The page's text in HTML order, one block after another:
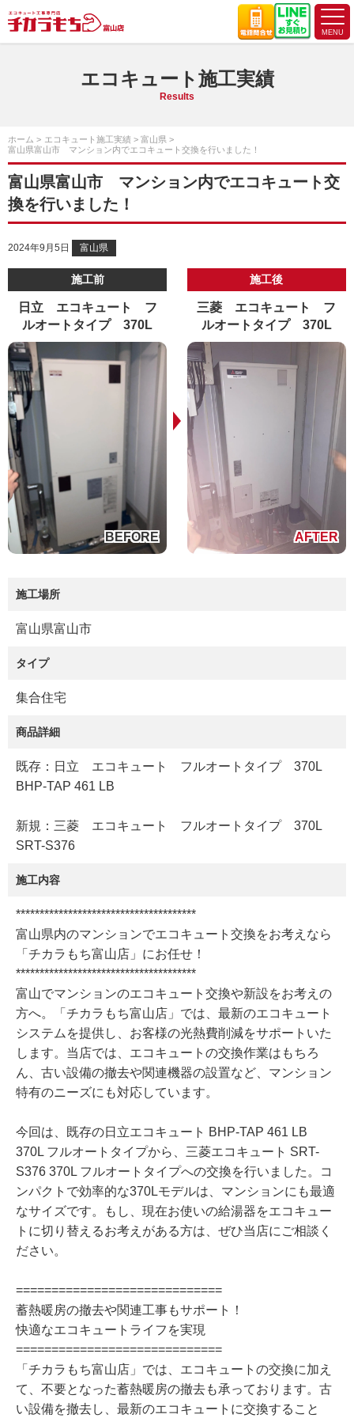
エコキュート施工実績
Results
ホーム エコキュート施工実績
富山県
富山県富山市 マンション内でエコキュート交換を行いました！
富山県富山市 マンション内でエコキュート交
換を行いました！
2024年9月5日 富山県
施工前
日立 エコキュート フ
ルオートタイプ 370L
施工後
三菱 エコキュート フ
ルオートタイプ 370L
施工場所
富山県富山市
タイプ
集合住宅
商品詳細
既存：日立 エコキュート フルオートタイプ 370L
BHP-TAP 461 LB
新規：三菱 エコキュート フルオートタイプ 370L
SRT-S376
施工内容
**************************************
富山県内のマンションでエコキュート交換をお考えなら
「チカラもち富山店」にお任せ！
**************************************
富山でマンションのエコキュート交換や新設をお考えの
方へ。「チカラもち富山店」では、最新のエコキュート
システムを提供し、お客様の光熱費削減をサポートいた
します。当店では、エコキュートの交換作業はもちろ
ん、古い設備の撤去や関連機器の設置など、マンション
特有のニーズにも対応しています。
今回は、既存の日立エコキュート BHP-TAP 461 LB
370L フルオートタイプから、三菱エコキュート SRT-
S376 370L フルオートタイプへの交換を行いました。コ
ンパクトで効率的な370Lモデルは、マンションにも最適
なサイズです。もし、現在お使いの給湯器をエコキュー
トに切り替えるお考えがある方は、ぜひ当店にご相談く
ださい。
=============================
蓄熱暖房の撤去や関連工事もサポート！
快適なエコキュートライフを実現
=============================
「チカラもち富山店」では、エコキュートの交換に加え
て、不要となった蓄熱暖房の撤去も承っております。古
い設備を撤去し、最新のエコキュートに交換すること